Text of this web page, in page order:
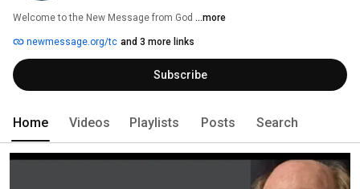
Welcome to the New Message from God ...more
newmessage.org/tc and 3 more links
Subscribe
Home Videos Playlists Posts Search